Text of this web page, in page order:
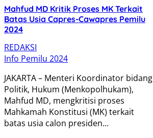
Mahfud MD Kritik Proses MK Terkait
Batas Usia Capres-Cawapres Pemilu
2024
REDAKSI
Info Pemilu 2024
JAKARTA – Menteri Koordinator bidang
Politik, Hukum (Menkopolhukam),
Mahfud MD, mengkritisi proses
Mahkamah Konstitusi (MK) terkait
batas usia calon presiden…